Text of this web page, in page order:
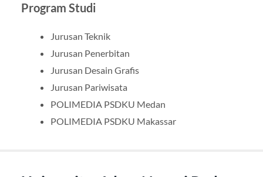
Program Studi
Jurusan Teknik
Jurusan Penerbitan
Jurusan Desain Grafis
Jurusan Pariwisata
POLIMEDIA PSDKU Medan
POLIMEDIA PSDKU Makassar